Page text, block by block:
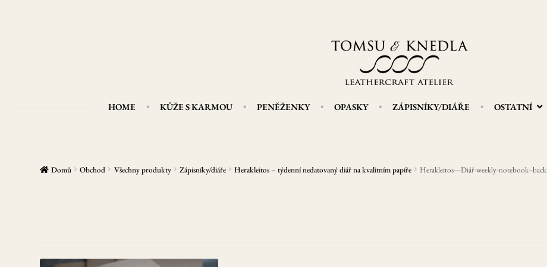
HOME KŮŽE S KARMOU PENĚŽENKY OPASKY ZÁPISNÍKY/DIÁŘE OSTATNÍ
Domů Obchod Všechny produkty Zápisníky/diáře Herakleitos – týdenní nedatovaný diář na kvalitním papíře Herakleitos—Diář-weekly-notebook–back